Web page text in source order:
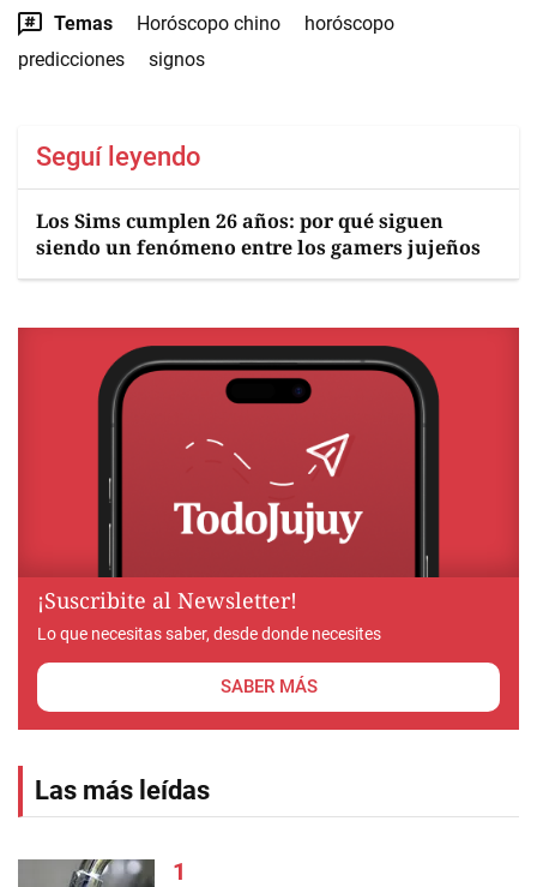
Temas Horóscopo chino
horóscopo
predicciones
signos
Seguí leyendo
Los Sims cumplen 26 años: por qué siguen
siendo un fenómeno entre los gamers jujeños
¡Suscribite al Newsletter!
Lo que necesitas saber, desde donde necesites
SABER MÁS
Las más leídas